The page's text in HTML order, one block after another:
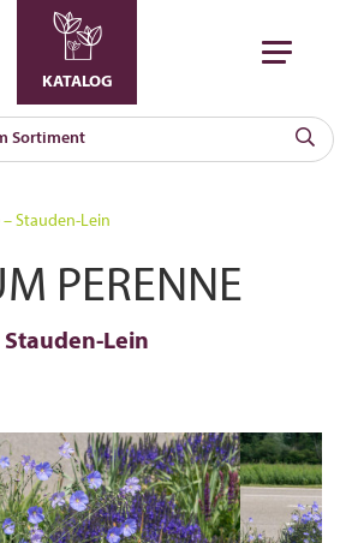
KATALOG
Stauden-Lein
PERENNE
Stauden-Lein